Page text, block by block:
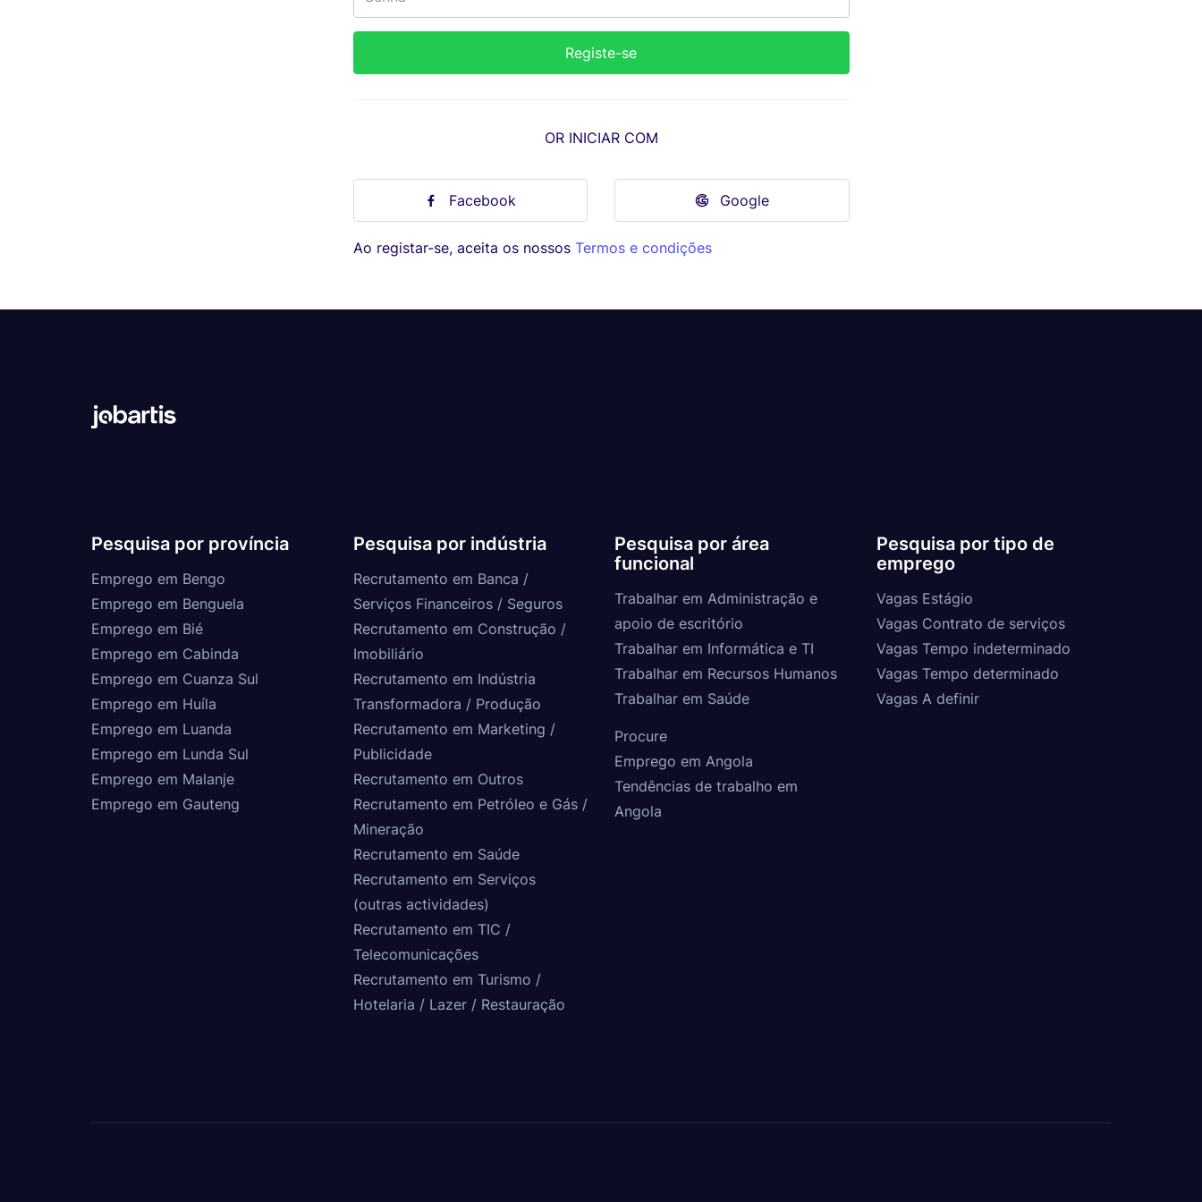
OR INICIAR COM
Facebook Google
Ao registar-se, aceita os nossos Termos e condições
Pesquisa por província
Emprego em Bengo
Emprego em Benguela
Emprego em Bié
Emprego em Cabinda
Emprego em Cuanza Sul
Emprego em Huíla
Emprego em Luanda
Emprego em Lunda Sul
Emprego em Malanje
Emprego em Gauteng
Pesquisa por indústria
Recrutamento em Banca /
Serviços Financeiros / Seguros
Recrutamento em Construção /
Imobiliário
Recrutamento em Indústria
Transformadora / Produção
Recrutamento em Marketing /
Publicidade
Recrutamento em Outros
Recrutamento em Petróleo e Gás /
Mineração
Recrutamento em Saúde
Recrutamento em Serviços
(outras actividades)
Recrutamento em TIC /
Telecomunicações
Recrutamento em Turismo /
Hotelaria / Lazer / Restauração
Pesquisa por área
funcional
Trabalhar em Administração e
apoio de escritório
Trabalhar em Informática e TI
Trabalhar em Recursos Humanos
Trabalhar em Saúde
Pesquisa por tipo de
emprego
Vagas Estágio
Vagas Contrato de serviços
Vagas Tempo indeterminado
Vagas Tempo determinado
Vagas A definir
Procure
Emprego em Angola
Tendências de trabalho em
Angola